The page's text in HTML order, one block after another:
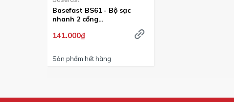
Basefast BS61 - Bộ sạc
nhanh 2 cổng
141.000₫
Sản phẩm hết hàng